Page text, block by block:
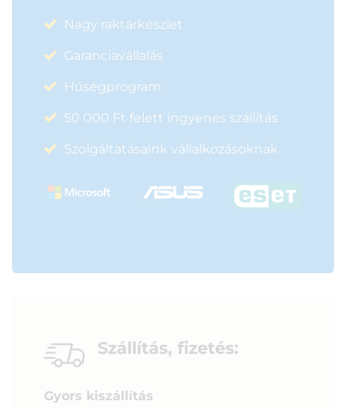
Nagy raktárkészlet
Garanciavállalás
Hűségprogram
50 000 Ft felett ingyenes szállítás
Szolgáltatásaink vállalkozásoknak
Szállítás, fizetés:
Gyors kiszállítás